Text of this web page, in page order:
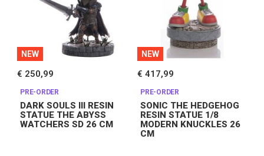
NEW
DARK SOULS III RESIN
STATUE THE ABYSS
WATCHERS SD 26 CM
€ 250,99
PRE-ORDER
NEW
SONIC THE HEDGEHOG
RESIN STATUE 1/8
MODERN KNUCKLES 26
CM
€ 417,99
PRE-ORDER